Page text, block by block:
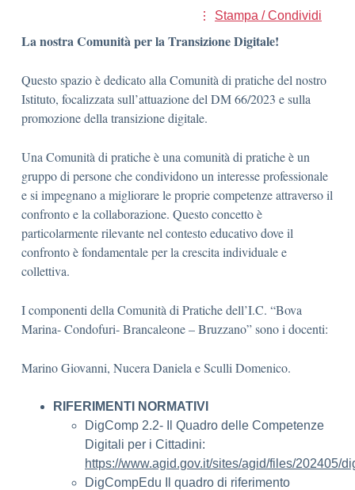
Stampa / Condividi
La nostra Comunità per la Transizione Digitale!
Questo spazio è dedicato alla Comunità di pratiche del nostro
Istituto, focalizzata sull’attuazione del DM 66/2023 e sulla
promozione della transizione digitale.
Una Comunità di pratiche è una comunità di pratiche è un
gruppo di persone che condividono un interesse professionale
e si impegnano a migliorare le proprie competenze attraverso il
confronto e la collaborazione. Questo concetto è
particolarmente rilevante nel contesto educativo dove il
confronto è fondamentale per la crescita individuale e
collettiva.
I componenti della Comunità di Pratiche dell’I.C. “Bova
Marina- Condofuri- Brancaleone – Bruzzano” sono i docenti:
Marino Giovanni, Nucera Daniela e Sculli Domenico.
RIFERIMENTI NORMATIVI
DigComp 2.2- Il Quadro delle Competenze
Digitali per i Cittadini:
https://www.agid.gov.it/sites/agid/files/202405/
DigCompEdu Il quadro di riferimento